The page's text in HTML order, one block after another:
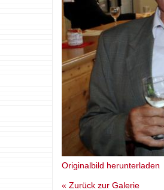
Originalbild herunterladen
« Zurück zur Galerie